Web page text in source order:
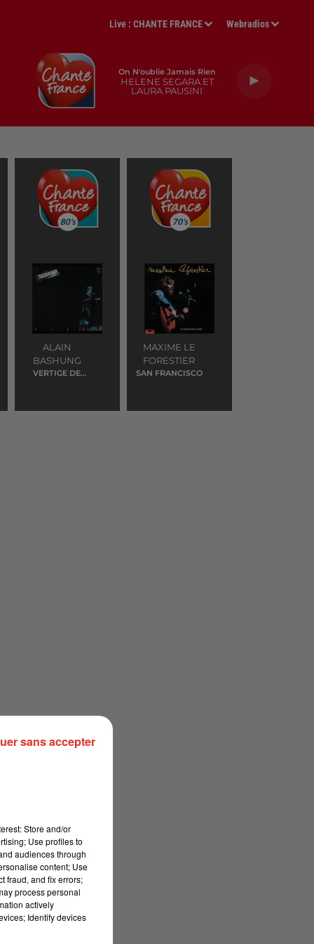
Live :CHANTE FRANCE Webradios
On N'oublie Jamais Rien
HELENE SEGARA ET
LAURA PAUSINI
ALAIN
BASHUNG
VERTIGE DE
MAXIME LE
FORESTIER
SAN FRANCISCO
Store and/or
Use profiles to
audiences through
content; Use
fraud, and fix errors;
process personal
actively
Identify devices
sans accepter